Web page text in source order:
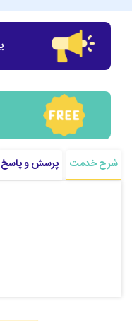
شرح خدمت پرسش و پاسخ